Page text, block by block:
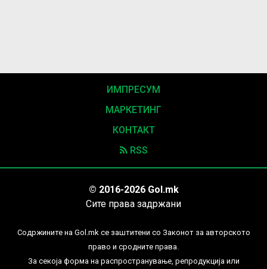
ИМПРЕСУМ
МАРКЕТИНГ
КОНТАКТ
RSS
© 2016-2026 Gol.mk
Сите права задржани
Содржините на Gol.mk се заштитени со Законот за авторското
право и сродните права.
За секоја форма на распространување, репродукција или